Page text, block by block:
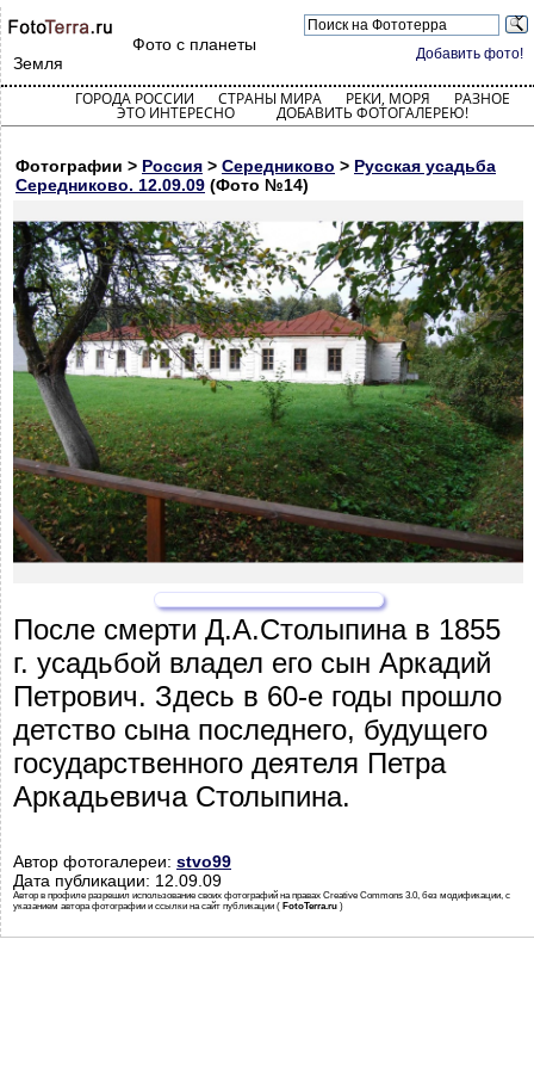
Добавить фото!
Фото с планеты
Земля
ГОРОДА РОССИИ СТРАНЫ МИРА РЕКИ, МОРЯ РАЗНОЕ
ЭТО ИНТЕРЕСНО ДОБАВИТЬ ФОТОГАЛЕРЕЮ!
Фотографии > Россия > Середниково > Русская усадьба
Середниково. 12.09.09 (Фото №14)
После смерти Д.А.Столыпина в 1855
г. усадьбой владел его сын Аркадий
Петрович. Здесь в 60-е годы прошло
детство сына последнего, будущего
государственного деятеля Петра
Аркадьевича Столыпина.
Автор фотогалереи: stvo99
Дата публикации: 12.09.09
Автор в профиле разрешил использование своих фотографий на правах Creative Commons 3.0, без модификации, с
указанием автора фотографии и ссылки на сайт публикации ( FotoTerra.ru )